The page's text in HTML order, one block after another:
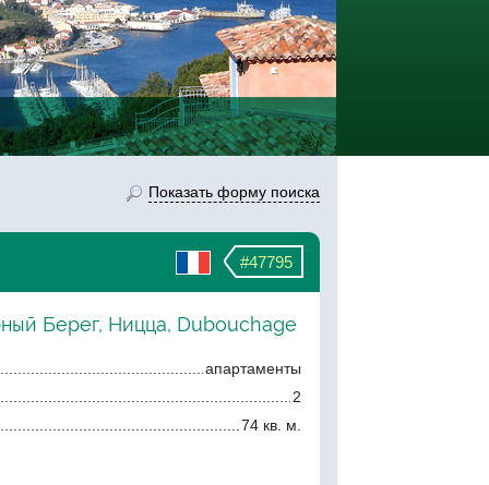
Показать форму поиска
#47795
Берег, Ницца, Dubouchage
апартаменты
2
74 кв. м.